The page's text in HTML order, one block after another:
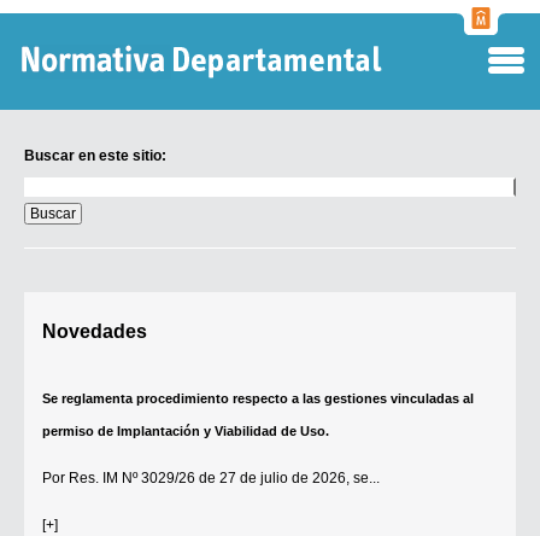
Buscar en este sitio:
en
este
sitio:
Novedades
Se reglamenta procedimiento respecto a las gestiones vinculadas al
permiso de Implantación y Viabilidad de Uso.
Por Res. IM Nº 3029/26 de 27 de julio de 2026, se...
[+]